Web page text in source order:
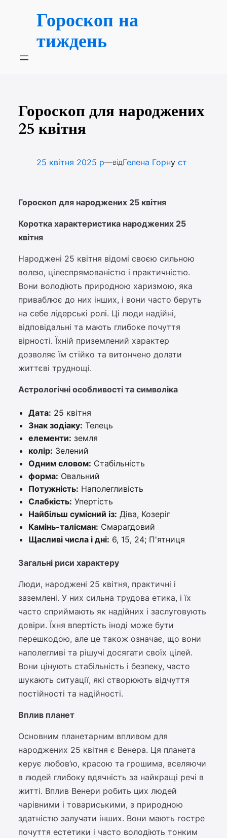
Гороскоп на
тиждень
Гороскоп для народжених
25 квітня
25 квітня 2025 р—відГелена Горну ст
Гороскоп для народжених 25 квітня
Коротка характеристика народжених 25
квітня
Народжені 25 квітня відомі своєю сильною
волею, цілеспрямованістю і практичністю.
Вони володіють природною харизмою, яка
приваблює до них інших, і вони часто беруть
на себе лідерські ролі. Ці люди надійні,
відповідальні та мають глибоке почуття
вірності. Їхній приземлений характер
дозволяє їм стійко та витончено долати
життєві труднощі.
Астрологічні особливості та символіка
Дата: 25 квітня
Знак зодіаку: Телець
елементи: земля
колір: Зелений
Одним словом: Стабільність
форма: Овальний
Потужність: Наполегливість
Слабкість: Упертість
Найбільш сумісний із: Діва, Козеріг
Камінь-талісман: Смарагдовий
Щасливі числа і дні: 6, 15, 24; П'ятниця
Загальні риси характеру
Люди, народжені 25 квітня, практичні і
заземлені. У них сильна трудова етика, і їх
часто сприймають як надійних і заслуговують
довіри. Їхня впертість іноді може бути
перешкодою, але це також означає, що вони
наполегливі та рішучі досягати своїх цілей.
Вони цінують стабільність і безпеку, часто
шукають ситуації, які створюють відчуття
постійності та надійності.
Вплив планет
Основним планетарним впливом для
народжених 25 квітня є Венера. Ця планета
керує любов’ю, красою та грошима, вселяючи
в людей глибоку вдячність за найкращі речі в
житті. Вплив Венери робить цих людей
чарівними і товариськими, з природною
здатністю залучати інших. Вони мають гостре
почуття естетики і часто володіють тонким